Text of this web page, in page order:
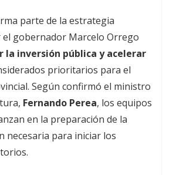
parte de la estrategia
el gobernador Marcelo Orrego
la inversión pública y acelerar
prioritarios para el
Según confirmó el ministro
Fernando Perea, los equipos
en la preparación de la
necesaria para iniciar los